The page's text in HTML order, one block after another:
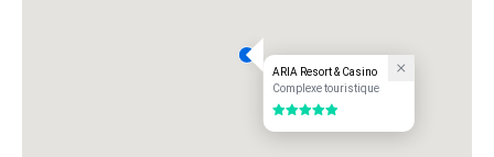
ARIA Resort & Casino
Complexe touristique
5 sur 5